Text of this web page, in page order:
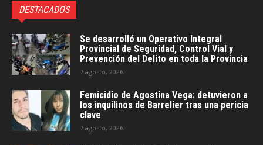
DESTACADOS
Se desarrolló un Operativo Integral
Provincial de Seguridad, Control Vial y
Prevención del Delito en toda la Provincia
7 agosto, 2026
Femicidio de Agostina Vega: detuvieron a
los inquilinos de Barrelier tras una pericia
clave
7 agosto, 2026